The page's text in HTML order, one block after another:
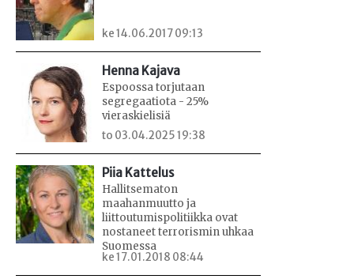
ke 14.06.2017 09:13
Henna Kajava
Espoossa torjutaan
segregaatiota - 25%
vieraskielisiä
to 03.04.2025 19:38
Piia Kattelus
Hallitsematon
maahanmuutto ja
liittoutumispolitiikka ovat
nostaneet terrorismin uhkaa
Suomessa
ke 17.01.2018 08:44